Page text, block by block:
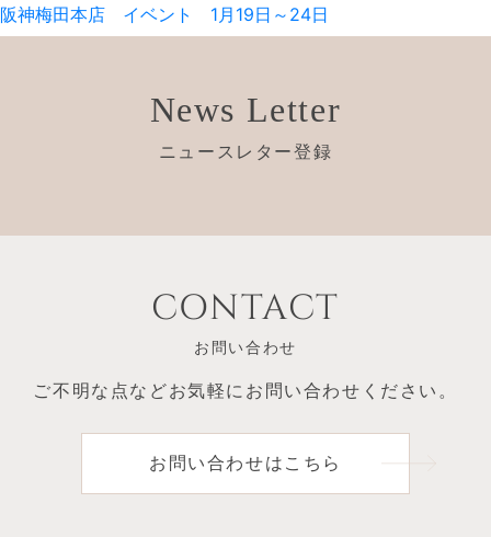
阪神梅田本店 イベント 1月19日～24日
News Letter
ニュースレター登録
CONTACT
お問い合わせ
ご不明な点などお気軽にお問い合わせください。
お問い合わせはこちら